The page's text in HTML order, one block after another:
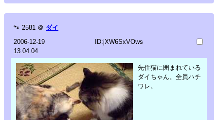
🐾 2581 ＠ ダイ
2006-12-19
13:04:04
ID:jXW6SxVOws
先住猫に囲まれている
ダイちゃん。全員ハチ
ワレ。